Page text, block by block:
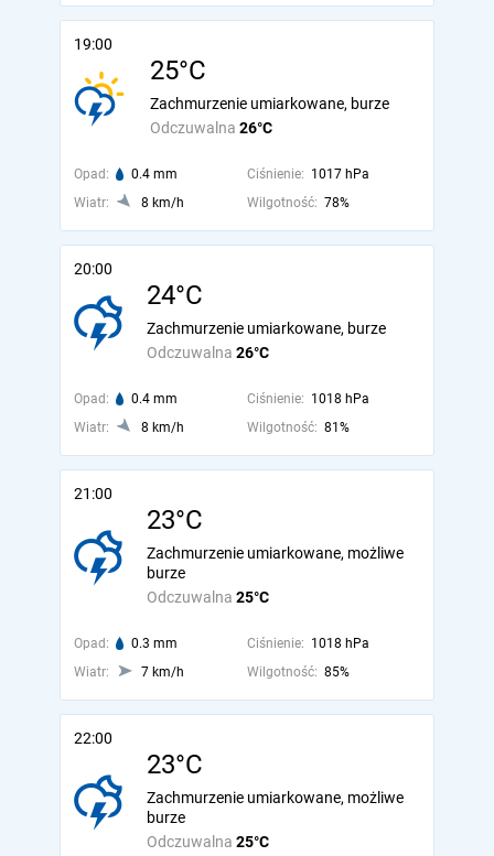
19:00
25°C
Odczuwalna 26°C
Zachmurzenie umiarkowane, burze
Opad: 0.4 mm Ciśnienie: 1017 hPa
Wiatr:
8 km/h Wilgotność: 78%
20:00
24°C
Odczuwalna 26°C
Zachmurzenie umiarkowane, burze
Opad: 0.4 mm Ciśnienie: 1018 hPa
Wiatr:
8 km/h Wilgotność: 81%
21:00
23°C
Odczuwalna 25°C
Zachmurzenie umiarkowane, możliwe
burze
Opad: 0.3 mm Ciśnienie: 1018 hPa
Wiatr:
7 km/h Wilgotność: 85%
22:00
23°C
Odczuwalna 25°C
Zachmurzenie umiarkowane, możliwe
burze